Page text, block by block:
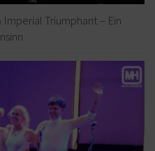
Triumphant – Ein